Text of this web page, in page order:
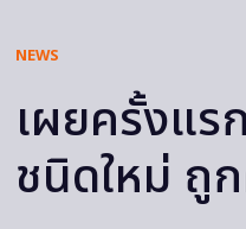
NEWS
เผยครั้งแ
ชนิดใหม่ ถู